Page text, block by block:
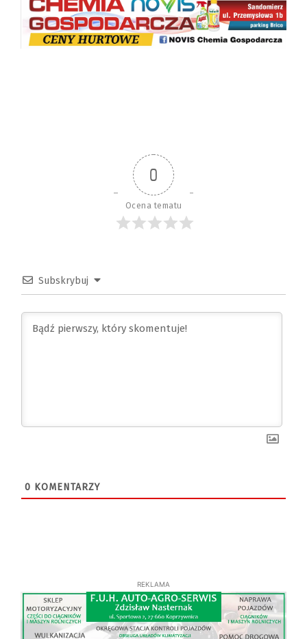
0
Ocena tematu
Subskrybuj
0 KOMENTARZY
REKLAMA